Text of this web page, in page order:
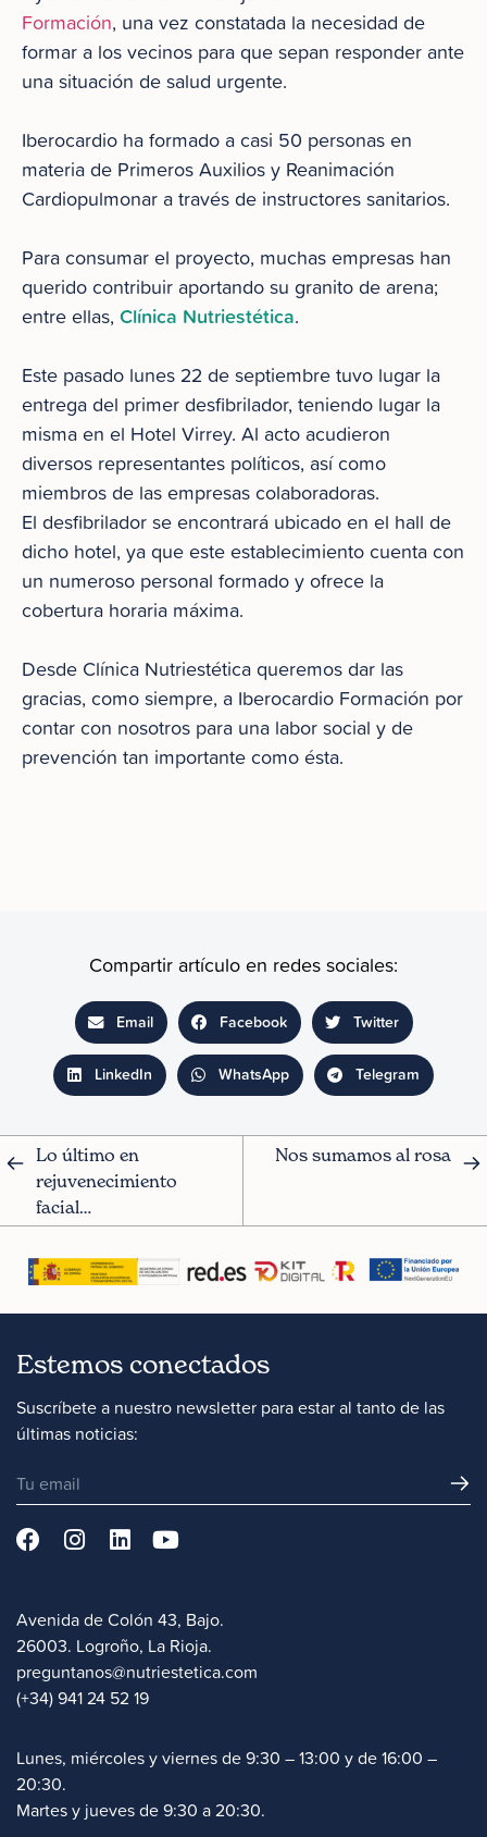
Formación, una vez constatada la necesidad de
formar a los vecinos para que sepan responder ante
una situación de salud urgente.
Iberocardio ha formado a casi 50 personas en
materia de Primeros Auxilios y Reanimación
Cardiopulmonar a través de instructores sanitarios.
Para consumar el proyecto, muchas empresas han
querido contribuir aportando su granito de arena;
entre ellas, Clínica Nutriestética.
Este pasado lunes 22 de septiembre tuvo lugar la
entrega del primer desfibrilador, teniendo lugar la
misma en el Hotel Virrey. Al acto acudieron
diversos representantes políticos, así como
miembros de las empresas colaboradoras.
El desfibrilador se encontrará ubicado en el hall de
dicho hotel, ya que este establecimiento cuenta con
un numeroso personal formado y ofrece la
cobertura horaria máxima.
Desde Clínica Nutriestética queremos dar las
gracias, como siempre, a Iberocardio Formación por
contar con nosotros para una labor social y de
prevención tan importante como ésta.
Compartir artículo en redes sociales:
Email Facebook Twitter
LinkedIn WhatsApp Telegram
Lo último en
rejuvenecimiento
facial…
Nos sumamos al rosa
Estemos conectados
Suscríbete a nuestro newsletter para estar al tanto de las
últimas noticias:
Avenida de Colón 43, Bajo.
26003. Logroño, La Rioja.
preguntanos@nutriestetica.com
(+34) 941 24 52 19
Lunes, miércoles y viernes de 9:30 – 13:00 y de 16:00 –
20:30.
Martes y jueves de 9:30 a 20:30.